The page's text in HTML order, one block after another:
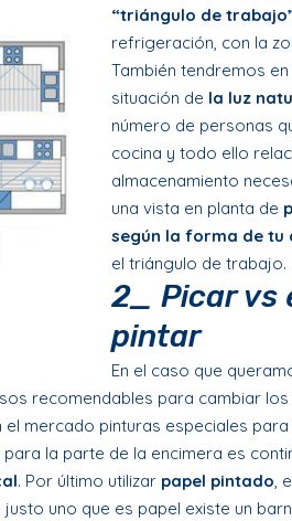
“triángulo de
refrigeración, con la
También tendremos
situación de la luz
número de personas
cocina y todo ello
almacenamiento
una vista en planta de
según la forma de tu
el triángulo de trabajo.
2_ Picar vs
pintar
En el caso que
recomendables para cambiar
el mercado pinturas especiales
la parte de la encimera es
. Por último utilizar papel pintado,
uno que es papel existe un